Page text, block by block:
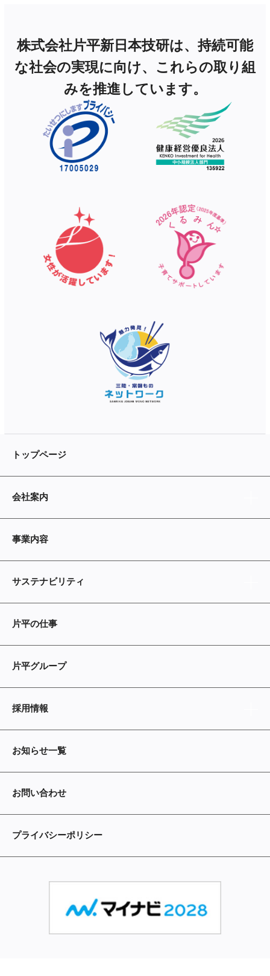
株式会社片平新日本技研は、持続可能
な社会の実現に向け、これらの取り組
みを推進しています。
トップページ
会社案内
事業内容
サステナビリティ
片平の仕事
片平グループ
採用情報
お知らせ一覧
お問い合わせ
プライバシーポリシー